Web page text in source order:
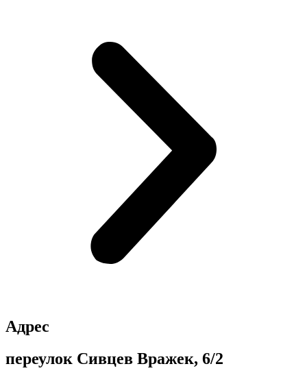
Адрес
переулок Сивцев Вражек, 6/2